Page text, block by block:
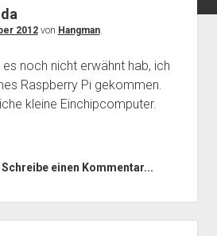
2012von Hangman.
noch nicht erwähnt hab, ich
Raspberry Pi gekommen.
kleine Einchipcomputer.
Schreibe einen Kommentar...